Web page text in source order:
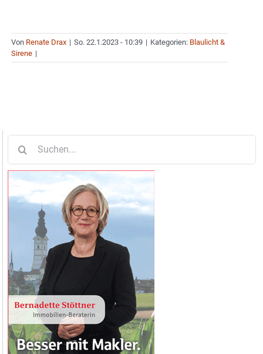
Von Renate Drax | So. 22.1.2023 - 10:39 | Kategorien: Blaulicht &
Sirene |
nach: